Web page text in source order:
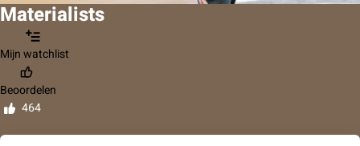
Materialists
Mijn watchlist
Beoordelen
464